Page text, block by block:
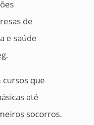
de
e saúde
cursos que
até
socorros.